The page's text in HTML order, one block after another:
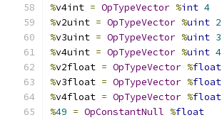
%v4int = OpTypeVector %int 4
%v2uint = OpTypeVector %uint 2
%v3uint = OpTypeVector %uint 3
%v4uint = OpTypeVector %uint 4
%v2float = OpTypeVector %float
%v3float = OpTypeVector %float
%v4float = OpTypeVector %float
%49 = OpConstantNull %float